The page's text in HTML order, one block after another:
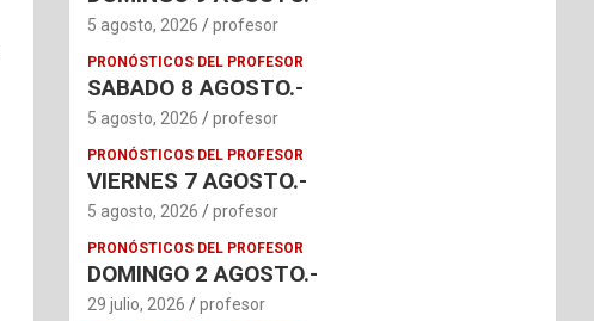
5 agosto, 2026 profesor
PRONÓSTICOS DEL PROFESOR
SABADO 8 AGOSTO.-
5 agosto, 2026 profesor
PRONÓSTICOS DEL PROFESOR
VIERNES 7 AGOSTO.-
5 agosto, 2026 profesor
PRONÓSTICOS DEL PROFESOR
DOMINGO 2 AGOSTO.-
29 julio, 2026 profesor